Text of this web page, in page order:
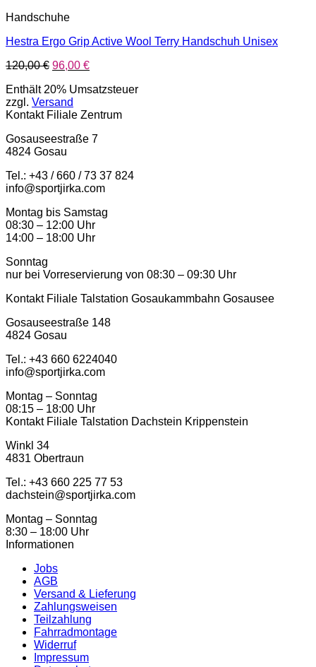
Handschuhe
Hestra Ergo Grip Active Wool Terry Handschuh Unisex
120,00€ Ursprünglicher
war:
120,00 €
96,00 €Aktueller
ist:
Enthält 20% Umsatzsteuer
zzgl. Versand
Kontakt Filiale Zentrum
Gosauseestraße 7
4824 Gosau
Tel.: +43 / 660 / 73 37 824
info@sportjirka.com
Montag bis Samstag
08:30 – 12:00 Uhr
14:00 – 18:00 Uhr
Sonntag
nur bei Vorreservierung von 08:30 – 09:30 Uhr
Kontakt Filiale Talstation Gosaukammbahn Gosausee
Gosauseestraße 148
4824 Gosau
Tel.: ‭+43 660 6224040‬
info@sportjirka.com
Montag – Sonntag
08:15 – 18:00 Uhr
Kontakt Filiale Talstation Dachstein Krippenstein
Winkl 34
4831 Obertraun
Tel.: ‭+43 660 225 77 53
dachstein@sportjirka.com
Montag – Sonntag
8:30 – 18:00 Uhr
Informationen
Jobs
AGB
Versand & Lieferung
Zahlungsweisen
Teilzahlung
Fahrradmontage
Widerruf
Impressum